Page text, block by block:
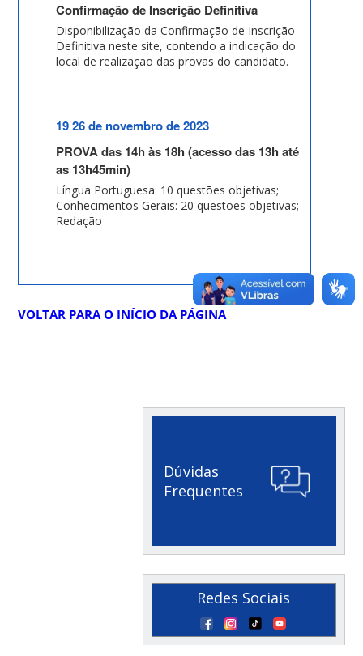
Confirmação de Inscrição Definitiva
Disponibilização da Confirmação de Inscrição
Definitiva neste site, contendo a indicação do
local de realização das provas do candidato.
1926 de novembro de 2023
PROVA das 14h às 18h (acesso das 13h até
as 13h45min)
Língua Portuguesa: 10 questões objetivas;
Conhecimentos Gerais: 20 questões objetivas;
Redação
VOLTAR PARA O INÍCIO DA PÁGINA
Dúvidas
Frequentes
Redes Sociais